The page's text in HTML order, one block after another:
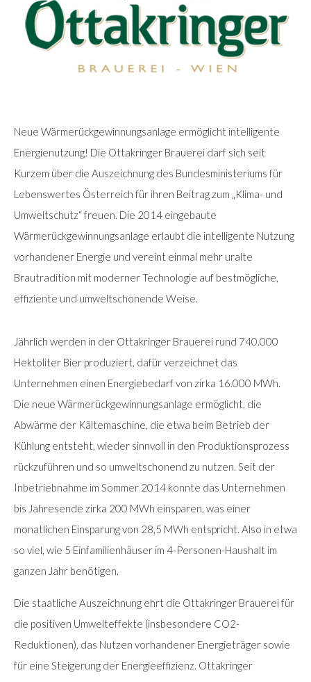
Neue Wärmerückgewinnungsanlage ermöglicht intelligente
Energienutzung! Die Ottakringer Brauerei darf sich seit
Kurzem über die Auszeichnung des Bundesministeriums für
Lebenswertes Österreich für ihren Beitrag zum „Klima- und
Umweltschutz“ freuen. Die 2014 eingebaute
Wärmerückgewinnungsanlage erlaubt die intelligente Nutzung
vorhandener Energie und vereint einmal mehr uralte
Brautradition mit moderner Technologie auf bestmögliche,
effiziente und umweltschonende Weise.
Jährlich werden in der Ottakringer Brauerei rund 740.000
Hektoliter Bier produziert, dafür verzeichnet das
Unternehmen einen Energiebedarf von zirka 16.000 MWh.
Die neue Wärmerückgewinnungsanlage ermöglicht, die
Abwärme der Kältemaschine, die etwa beim Betrieb der
Kühlung entsteht, wieder sinnvoll in den Produktionsprozess
rückzuführen und so umweltschonend zu nutzen. Seit der
Inbetriebnahme im Sommer 2014 konnte das Unternehmen
bis Jahresende zirka 200 MWh einsparen, was einer
monatlichen Einsparung von 28,5 MWh entspricht. Also in etwa
so viel, wie 5 Einfamilienhäuser im 4-Personen-Haushalt im
ganzen Jahr benötigen.
Die staatliche Auszeichnung ehrt die Ottakringer Brauerei für
die positiven Umwelteffekte (insbesondere CO2-
Reduktionen), das Nutzen vorhandener Energieträger sowie
für eine Steigerung der Energieeffizienz. Ottakringer